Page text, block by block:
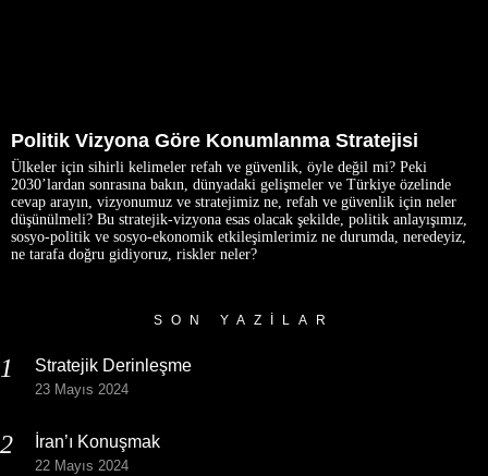
Politik Vizyona Göre Konumlanma Stratejisi
Ülkeler için sihirli kelimeler refah ve güvenlik, öyle değil mi? Peki
2030’lardan sonrasına bakın, dünyadaki gelişmeler ve Türkiye özelinde
cevap arayın, vizyonumuz ve stratejimiz ne, refah ve güvenlik için neler
düşünülmeli? Bu stratejik-vizyona esas olacak şekilde, politik anlayışımız,
sosyo-politik ve sosyo-ekonomik etkileşimlerimiz ne durumda, neredeyiz,
ne tarafa doğru gidiyoruz, riskler neler?
SON YAZILAR
Stratejik Derinleşme
23 Mayıs 2024
İran’ı Konuşmak
22 Mayıs 2024